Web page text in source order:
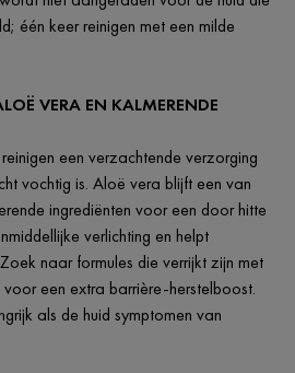
één keer reinigen met een milde
VERA EN KALMERENDE
een verzachtende verzorging
vochtig is. Aloë vera blijft een van
ingrediënten voor een door hitte
verlichting en helpt
naar formules die verrijkt zijn met
een extra barrière-herstelboost.
als de huid symptomen van